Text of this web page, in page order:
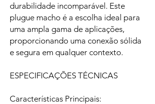
durabilidade incomparável. Este
plugue macho é a escolha ideal para
uma ampla gama de aplicações,
proporcionando uma conexão sólida
e segura em qualquer contexto.
ESPECIFICAÇÕES TÉCNICAS
Características Principais: